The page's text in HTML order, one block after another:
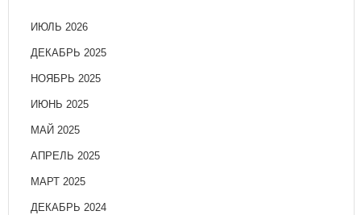
ИЮЛЬ 2026
ДЕКАБРЬ 2025
НОЯБРЬ 2025
ИЮНЬ 2025
МАЙ 2025
АПРЕЛЬ 2025
МАРТ 2025
ДЕКАБРЬ 2024